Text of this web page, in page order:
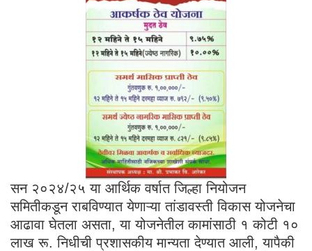
सन २०२४/२५ या आर्थिक वर्षात जिल्हा नियोजन
समितीकडून राबविण्यात येणाऱ्या तांडावस्ती विकास योजनेचा
आढावा घेतला असता, या योजनेतील कामांसाठी १ कोटी १०
लाख रू. निधीची प्रशासकीय मान्यता देण्यात आली, यापैकी